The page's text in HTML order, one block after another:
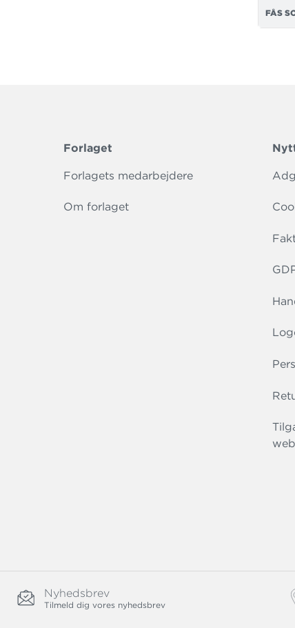
FÅS
Forlaget
Forlagets medarbejdere
Om forlaget
Nyhedsbrev
Tilmeld dig vores nyhedsbrev